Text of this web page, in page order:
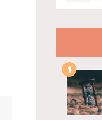
1